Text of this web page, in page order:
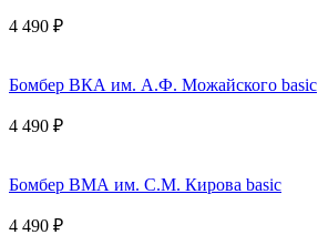
4 490 ₽
Бомбер ВКА им. А.Ф. Можайского basic
4 490 ₽
Бомбер ВМА им. С.М. Кирова basic
4 490 ₽